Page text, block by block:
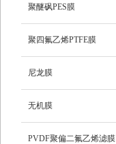
聚醚砜PES膜
聚四氟乙烯PTFE膜
尼龙膜
无机膜
PVDF聚偏二氟乙烯滤膜